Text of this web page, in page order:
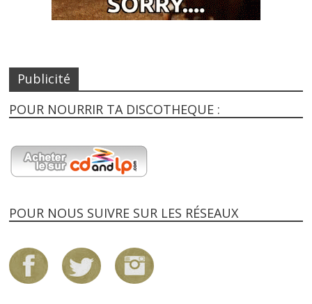
Publicité
POUR NOURRIR TA DISCOTHEQUE :
POUR NOUS SUIVRE SUR LES RÉSEAUX